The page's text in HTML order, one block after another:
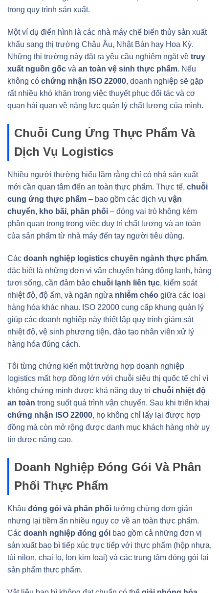
trong quy trình sản xuất.
Một ví dụ điển hình là các nhà máy chế biến thủy sản xuất
khẩu sang thị trường Châu Âu, Nhật Bản hay Hoa Kỳ.
Những thị trường này đặt ra yêu cầu nghiêm ngặt về truy
xuất nguồn gốc và an toàn vệ sinh thực phẩm. Nếu
không có chứng nhận ISO 22000, doanh nghiệp sẽ gặp
rất nhiều khó khăn trong việc thuyết phục đối tác và cơ
quan hải quan về năng lực quản lý chất lượng của mình.
Chuỗi Cung Ứng Thực Phẩm Và
Dịch Vụ Logistics
Nhiều người thường hiểu lầm rằng chỉ có nhà sản xuất
mới cần quan tâm đến an toàn thực phẩm. Thực tế, chuỗi
cung ứng thực phẩm – bao gồm các dịch vụ vận
chuyển, kho bãi, phân phối – đóng vai trò không kém
phần quan trọng trong việc duy trì chất lượng và an toàn
của sản phẩm từ nhà máy đến tay người tiêu dùng.
Các doanh nghiệp logistics chuyên ngành thực phẩm,
đặc biệt là những đơn vị vận chuyển hàng đông lạnh, hàng
tươi sống, cần đảm bảo chuỗi lạnh liên tục, kiểm soát
nhiệt độ, độ ẩm, và ngăn ngừa nhiễm chéo giữa các loại
hàng hóa khác nhau. ISO 22000 cung cấp khung quản lý
giúp các doanh nghiệp này thiết lập quy trình giám sát
nhiệt độ, vệ sinh phương tiện, đào tạo nhân viên xử lý
hàng hóa đúng cách.
Tôi từng chứng kiến một trường hợp doanh nghiệp
logistics mất hợp đồng lớn với chuỗi siêu thị quốc tế chỉ vì
không chứng minh được khả năng duy trì chuỗi nhiệt độ
an toàn trong suốt quá trình vận chuyển. Sau khi triển khai
chứng nhận ISO 22000, họ không chỉ lấy lại được hợp
đồng mà còn mở rộng được danh mục khách hàng nhờ uy
tín được nâng cao.
Doanh Nghiệp Đóng Gói Và Phân
Phối Thực Phẩm
Khâu đóng gói và phân phối tưởng chừng đơn giản
nhưng lại tiềm ẩn nhiều nguy cơ về an toàn thực phẩm.
Các doanh nghiệp đóng gói bao gồm cả những đơn vị
sản xuất bao bì tiếp xúc trực tiếp với thực phẩm (hộp nhựa,
túi nilon, chai lọ, lon kim loại) và các trung tâm đóng gói lại
sản phẩm thực phẩm.